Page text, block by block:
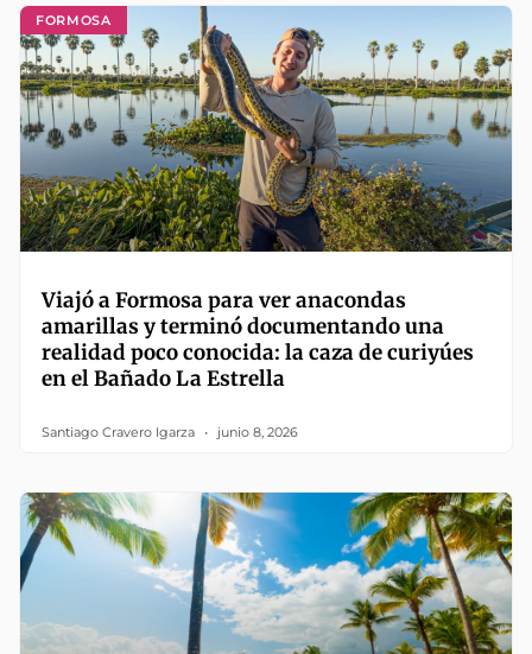
FORMOSA
Viajó a Formosa para ver anacondas
amarillas y terminó documentando una
realidad poco conocida: la caza de curiyúes
en el Bañado La Estrella
Santiago Cravero Igarza junio 8, 2026